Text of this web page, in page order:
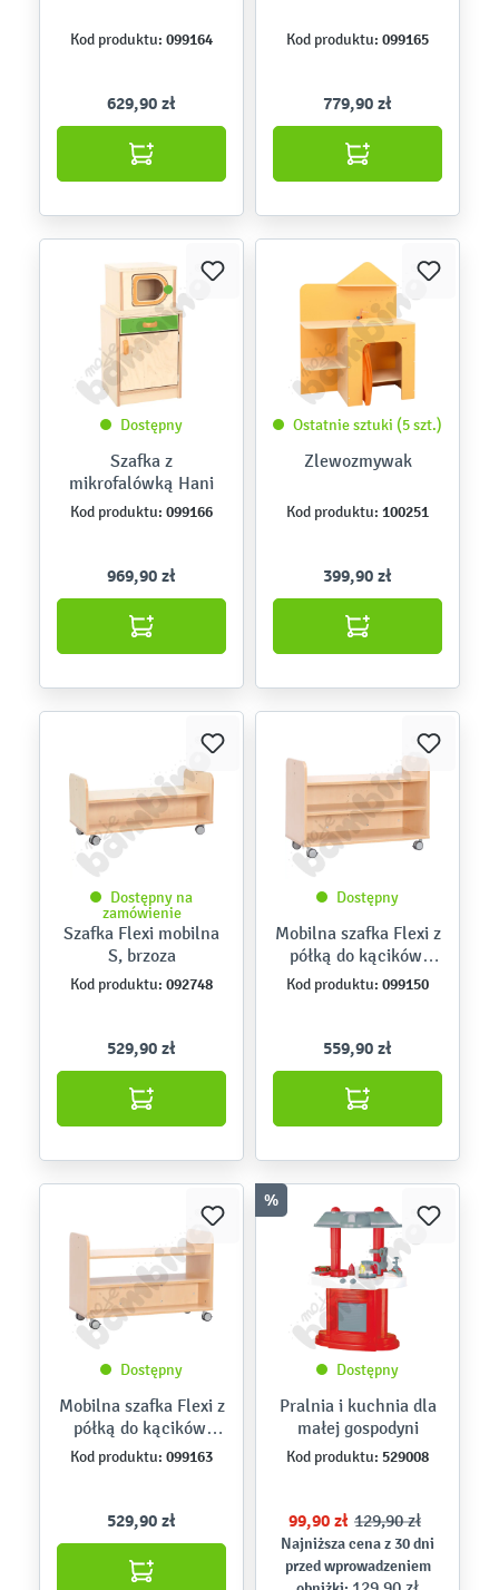
Kod produktu: 099164
629,90 zł
Kod produktu: 099165
779,90 zł
Dostępny
Szafka z
mikrofalówką Hani
Kod produktu: 099166
969,90 zł
Ostatnie sztuki (5 szt.)
Zlewozmywak
Kod produktu: 100251
399,90 zł
Dostępny na
zamówienie
Szafka Flexi mobilna
S, brzoza
Kod produktu: 092748
529,90 zł
Dostępny
Mobilna szafka Flexi z
półką do kącików,
zamknięta, brzoza
Kod produktu: 099150
559,90 zł
Dostępny
Mobilna szafka Flexi z
półką do kącików,
półotwarta, brzoza
Kod produktu: 099163
529,90 zł
%
Dostępny
Pralnia i kuchnia dla
małej gospodyni
Kod produktu: 529008
99,90 zł 129,90 zł
Najniższa cena z 30 dni
przed wprowadzeniem